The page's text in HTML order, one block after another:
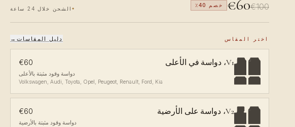
€100
€60 خصم 40٪
الشحن خلال 24 ساعة
اختر المقاس دليل المقاسات→
V1، دواسة في الأعلى €60
دواسة وقود مثبتة بالأعلى
Volkswagen, Audi, Toyota, Opel, Peugeot, Renault, Ford, Kia
V2، دواسة على الأرضية €60
دواسة وقود مثبتة بالأرضية